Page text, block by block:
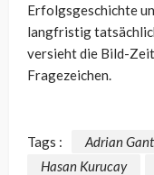
Erfolgsgeschichte
langfristig
versieht die Bild-
Fragezeichen.
Tags : Adrian
Hasan Kurucay